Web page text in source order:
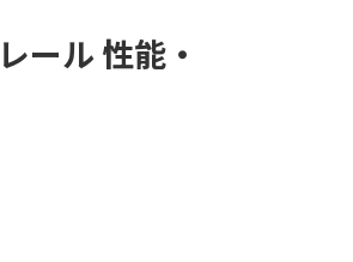
ール 性能・